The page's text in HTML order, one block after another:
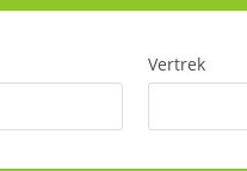
Vertrek